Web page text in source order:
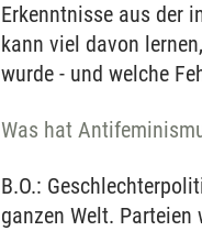
Erkenntnisse aus der
kann viel davon
wurde - und welche
Was hat
B.O.:
ganzen Welt.